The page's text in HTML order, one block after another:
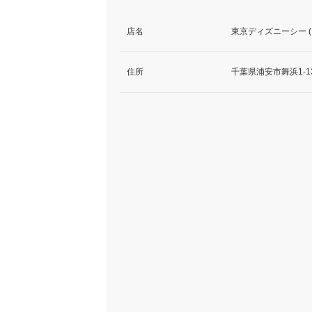
店名 東京ディズニーシー
住所 千葉県浦安市舞浜1-